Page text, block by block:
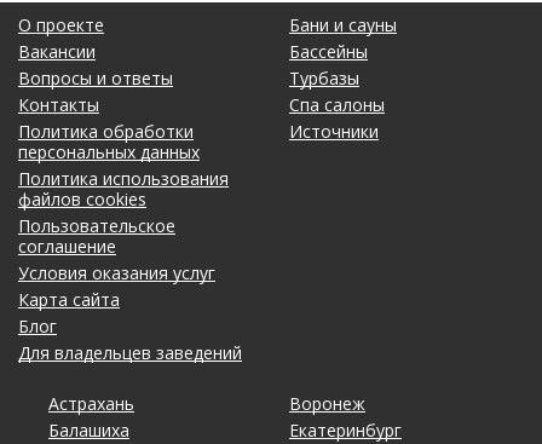
О проекте
Вакансии
Вопросы и ответы
Контакты
Политика обработки
персональных данных
Политика использования
файлов cookies
Пользовательское
соглашение
Условия оказания услуг
Карта сайта
Блог
Для владельцев заведений
Бани и сауны
Бассейны
Турбазы
Спа салоны
Источники
Астрахань
Балашиха
Воронеж
Екатеринбург
Калининград
Кемерово
Липецк
Махачкала
Омск
Оренбург
Рязань
Самара
Тольятти
Томск
Уфа
Хабаровск